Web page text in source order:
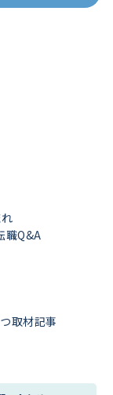
職Q&A
取材記事